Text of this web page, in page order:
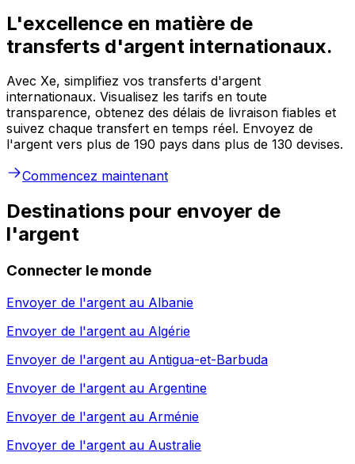
L'excellence en matière de
transferts d'argent internationaux.
Avec Xe, simplifiez vos transferts d'argent
internationaux. Visualisez les tarifs en toute
transparence, obtenez des délais de livraison fiables et
suivez chaque transfert en temps réel. Envoyez de
l'argent vers plus de 190 pays dans plus de 130 devises.
Commencez maintenant
Destinations pour envoyer de
l'argent
Connecter le monde
Envoyer de l'argent au Albanie
Envoyer de l'argent au Algérie
Envoyer de l'argent au Antigua-et-Barbuda
Envoyer de l'argent au Argentine
Envoyer de l'argent au Arménie
Envoyer de l'argent au Australie